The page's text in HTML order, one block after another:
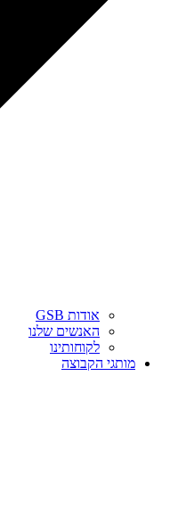
אודות GSB
האנשים שלנו
לקוחותינו
מותגי הקבוצה